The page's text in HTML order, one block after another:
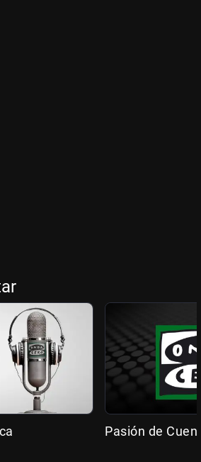
Pasión de